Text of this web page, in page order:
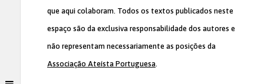
que aqui colaboram. Todos os textos publicados neste
espaço são da exclusiva responsabilidade dos autores e
não representam necessariamente as posições da
Associação Ateísta Portuguesa.